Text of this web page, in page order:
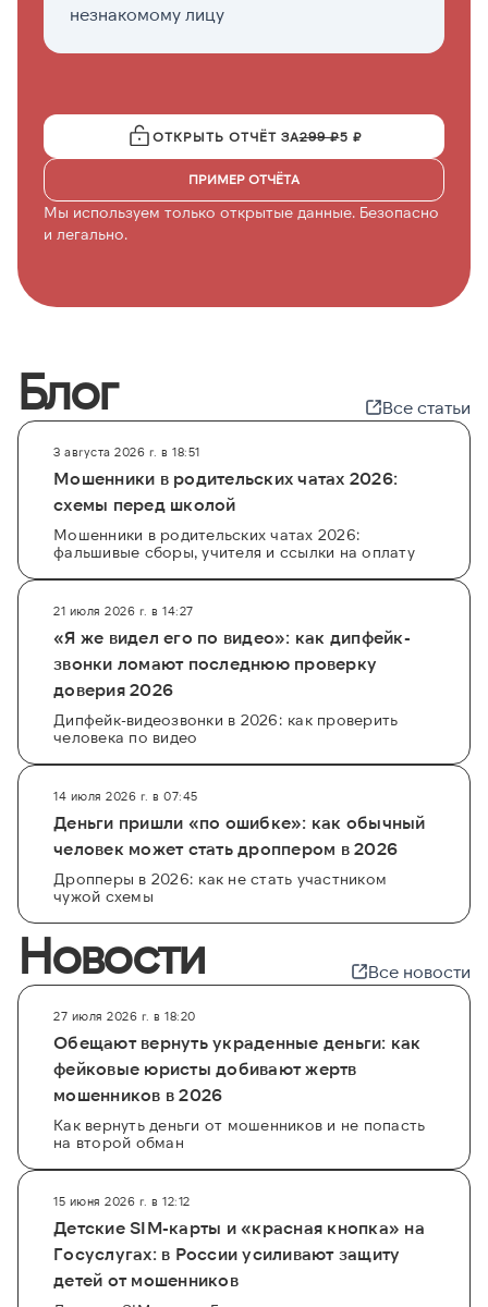
незнакомому лицу
ОТКРЫТЬ ОТЧЁТ ЗА299 ₽5 ₽
ПРИМЕР ОТЧЁТА
Мы используем только открытые данные. Безопасно
и легально.
Блог Все статьи
3 августа 2026 г. в 18:51
Мошенники в родительских чатах 2026:
схемы перед школой
Мошенники в родительских чатах 2026:
фальшивые сборы, учителя и ссылки на оплату
21 июля 2026 г. в 14:27
«Я же видел его по видео»: как дипфейк-
звонки ломают последнюю проверку
доверия 2026
Дипфейк-видеозвонки в 2026: как проверить
человека по видео
14 июля 2026 г. в 07:45
Деньги пришли «по ошибке»: как обычный
человек может стать дроппером в 2026
Дропперы в 2026: как не стать участником
чужой схемы
Новости Все новости
27 июля 2026 г. в 18:20
Обещают вернуть украденные деньги: как
фейковые юристы добивают жертв
мошенников в 2026
Как вернуть деньги от мошенников и не попасть
на второй обман
15 июня 2026 г. в 12:12
Детские SIM-карты и «красная кнопка» на
Госуслугах: в России усиливают защиту
детей от мошенников